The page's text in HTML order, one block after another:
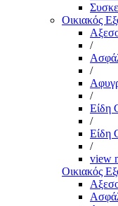
Οικιακός
/
/
/
Είδη
/
Είδη
/
view
Οικιακός